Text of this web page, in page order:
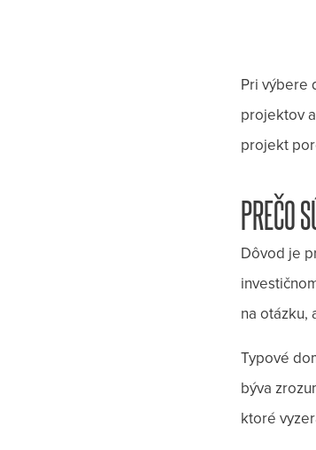
Pri výbere
projektov
projekt
PREČO
Dôvod je
na otázku,
Typové
býva
ktoré